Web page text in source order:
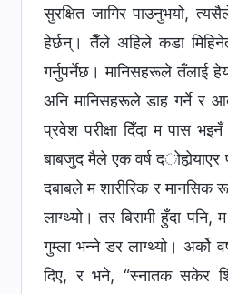
सुरक्षित जागिर पाउनुभयो,
हेर्छन्। तैँले अहिले कडा
गर्नुपर्नेछ। मानिसहरूले तँलाई
अनि मानिसहरूले डाह गर्ने र
प्रवेश परीक्षा दिँदा म पास
बाबजुद मैले एक वर्ष
दबाबले म शारीरिक र मानसिक
लाग्थ्यो। तर बिरामी हुँदा
गुम्ला भन्ने डर लाग्थ्यो। अर्को
दिए, र भने, “स्नातक सकेर